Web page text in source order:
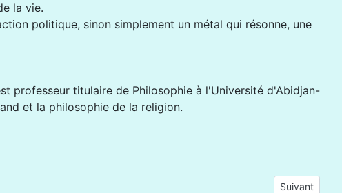
la vie.
politique, sinon simplement un métal qui résonne, une
professeur titulaire de Philosophie à l'Université d'Abidjan-
et la philosophie de la religion.
Article
Suivant